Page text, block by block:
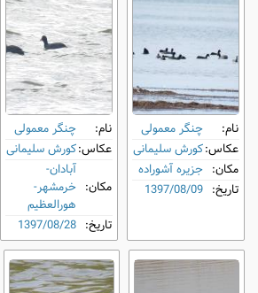
نام:
چنگر معمولی
عکاس:کورش سلیمانی
مکان: جزیره آشوراده
تاریخ: 1397/08/09
نام:
چنگر معمولی
عکاس:کورش سلیمانی
مکان:
آبادان-
خرمشهر-
هورالعظیم
تاریخ: 1397/08/28